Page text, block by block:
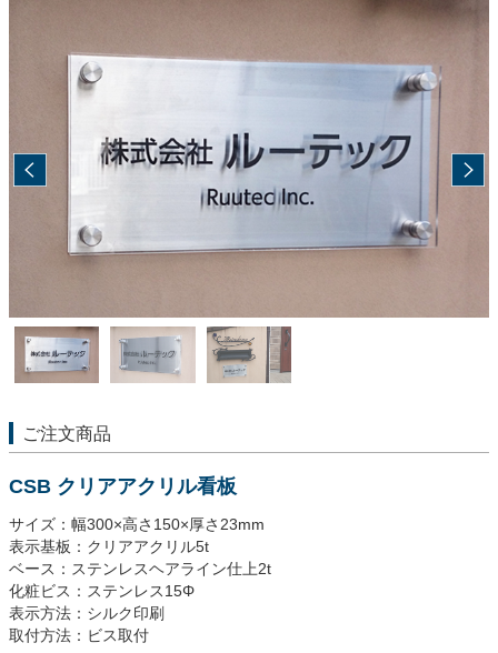
ご注文商品
CSB クリアアクリル看板
サイズ：幅300×高さ150×厚さ23mm
表示基板：クリアアクリル5t
ベース：ステンレスヘアライン仕上2t
化粧ビス：ステンレス15Φ
表示方法：シルク印刷
取付方法：ビス取付